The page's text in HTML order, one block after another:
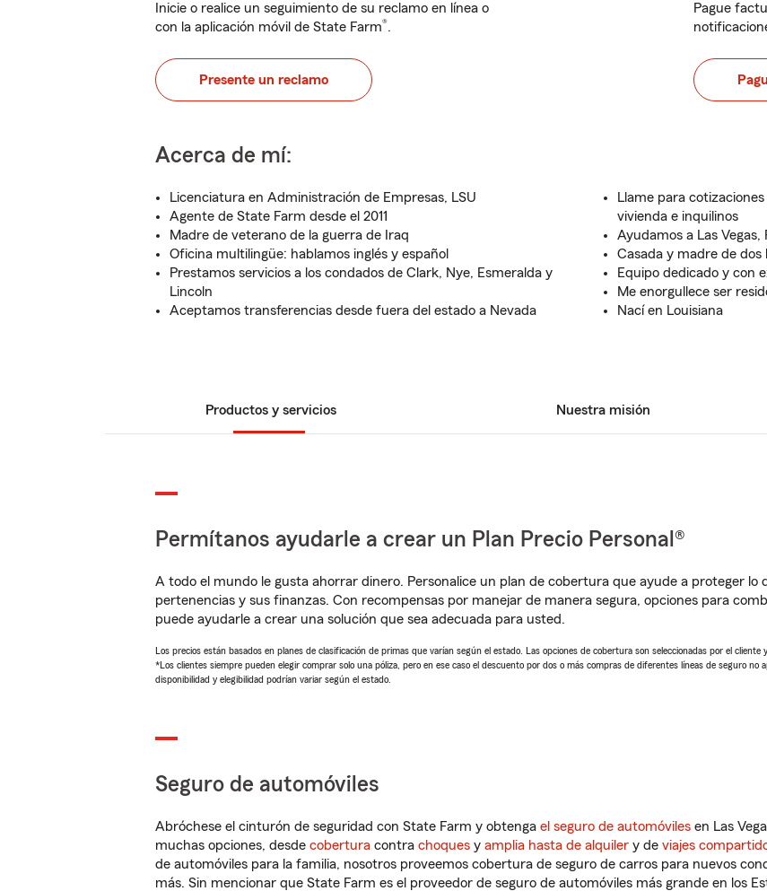
Inicie o realice un seguimiento de su reclamo en línea o
con la aplicación móvil de State Farm®.
Presente un reclamo
Pague
Acerca de mí:
Licenciatura en Administración de Empresas, LSU
Agente de State Farm desde el 2011
Madre de veterano de la guerra de Iraq
Oficina multilingüe: hablamos inglés y español
Prestamos servicios a los condados de Clark, Nye, Esmeralda y
Lincoln
Aceptamos transferencias desde fuera del estado a Nevada
Llame para
vivienda e inquilinos
Ayudamos a Las
Casada y madre de dos
Equipo dedicado y con
Me enorgullece ser
Nací en Louisiana
Productos y servicios Nuestra misión
Permítanos ayudarle a crear un Plan Precio Personal®
A todo el mundo le gusta ahorrar dinero. Personalice un plan de cobertura que ayude a proteger
pertenencias y sus finanzas. Con recompensas por manejar de manera segura, opciones para
puede ayudarle a crear una solución que sea adecuada para usted.
Los precios están basados en planes de clasificación de primas que varían según el estado. Las opciones de cobertura son seleccionadas por el cliente
*Los clientes siempre pueden elegir comprar solo una póliza, pero en ese caso el descuento por dos o más compras de diferentes líneas de seguro no
disponibilidad y elegibilidad podrían variar según el estado.
Seguro de automóviles
Abróchese el cinturón de seguridad con State Farm y obtenga el seguro de automóviles en Las
muchas opciones, desde cobertura contra choques y amplia hasta de alquiler y de viajes
de automóviles para la familia, nosotros proveemos cobertura de seguro de carros para nuevos
más. Sin mencionar que State Farm es el proveedor de seguro de automóviles más grande en los